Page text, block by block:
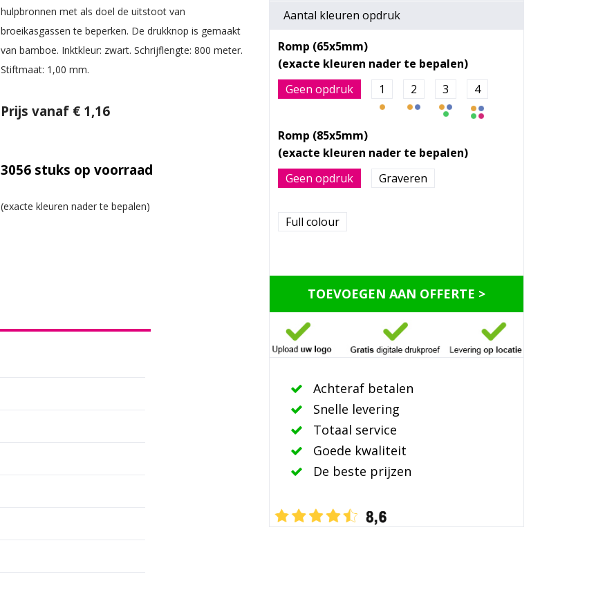
hulpbronnen met als doel de uitstoot van
broeikasgassen te beperken. De drukknop is gemaakt
van bamboe. Inktkleur: zwart. Schrijflengte: 800 meter.
Stiftmaat: 1,00 mm.
Prijs vanaf € 1,16
3056stuks op voorraad
Aantal kleuren opdruk
Romp (65x5mm)
Geen opdruk 1 2 3 4
Romp (85x5mm)
Geen opdruk Graveren
Full colour
TOEVOEGEN AAN OFFERTE >
Achteraf betalen
Snelle levering
Totaal service
Goede kwaliteit
De beste prijzen